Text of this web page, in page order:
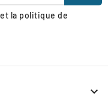
la politique de
